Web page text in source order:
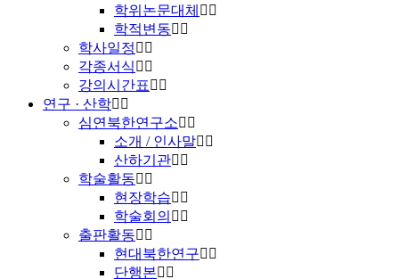
학위논문대체
학적변동
학사일정
각종서식
강의시간표
연구 · 산학
심연북한연구소
소개 / 인사말
산하기관
학술활동
현장학습
학술회의
출판활동
현대북한연구
단행본